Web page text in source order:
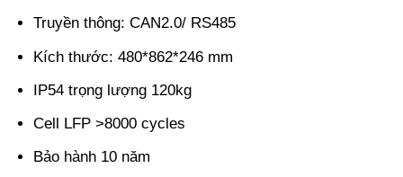
Truyền thông: CAN2.0/ RS485
Kích thước: 480*862*246 mm
IP54 trọng lượng 120kg
Cell LFP >8000 cycles
Bảo hành 10 năm